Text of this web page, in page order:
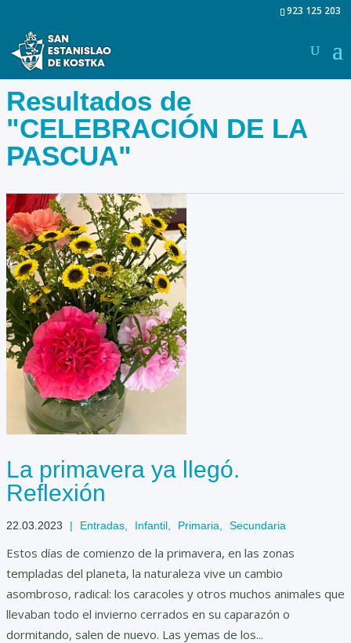
923 125 203
Resultados de
"CELEBRACIÓN DE LA
PASCUA"
La primavera ya llegó.
Reflexión
22.03.2023 | Entradas Infantil Primaria Secundaria
Estos días de comienzo de la primavera, en las zonas
templadas del planeta, la naturaleza vive un cambio
asombroso, radical: los caracoles y otros muchos animales que
llevaban todo el invierno cerrados en su caparazón o
dormitando, salen de nuevo. Las yemas de los...